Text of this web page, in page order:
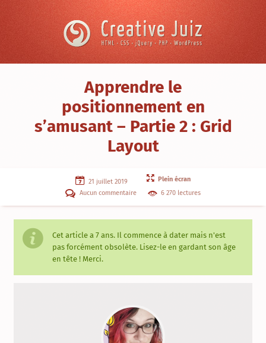
Apprendre
Layout
Apprendre le
positionnement en
s’amusant – Partie 2 : Grid
Layout
21 juillet 2019
Plein écran
Aucun commentaire
6 270 lectures
Cet article a 7 ans. Il commence à dater mais n'est
pas forcément obsolète. Lisez-le en gardant son âge
en tête ! Merci.